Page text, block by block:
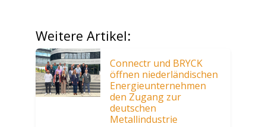
Weitere Artikel:
Connectr und BRYCK
öffnen niederländischen
Energieunternehmen
den Zugang zur
deutschen
Metallindustrie